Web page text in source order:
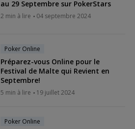
au 29 Septembre sur PokerStars
2 min à lire 04 septembre 2024
Poker Online
Préparez-vous Online pour le
Festival de Malte qui Revient en
Septembre!
5 min à lire 19 juillet 2024
Poker Online